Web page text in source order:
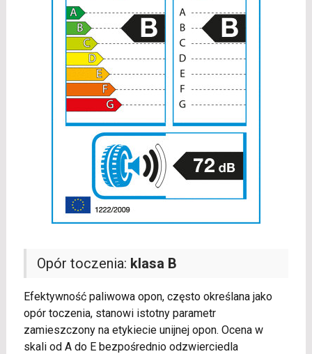
Opór toczenia: klasa B
Efektywność paliwowa opon, często określana jako
opór toczenia, stanowi istotny parametr
zamieszczony na etykiecie unijnej opon. Ocena w
skali od A do E bezpośrednio odzwierciedla